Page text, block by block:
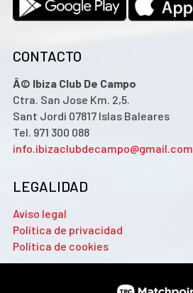
CONTACTO
Â© Ibiza Club De Campo
Ctra. San Jose Km. 2,5.
Sant Jordi 07817 Islas Baleares
Tel. 971 300 088
info.ibizaclubdecampo@gmail.com
LEGALIDAD
Aviso legal
Política de privacidad
Política de cookies